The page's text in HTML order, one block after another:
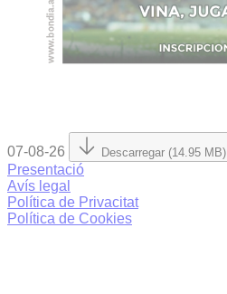
07-08-26 Descarregar (14.95 MB)
Presentació
Avís legal
Política de Privacitat
Política de Cookies